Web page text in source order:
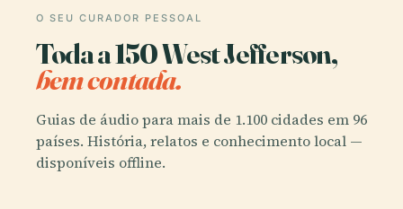
O SEU CURADOR PESSOAL
Toda a 150 West Jefferson,
bem contada.
Guias de áudio para mais de 1.100 cidades em 96
países. História, relatos e conhecimento local —
disponíveis offline.